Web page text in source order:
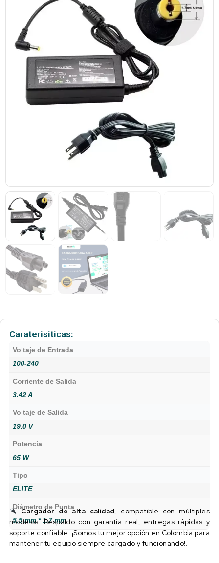
Caraterisiticas:
Voltaje de Entrada
100-240
Corriente de Salida
3.42 A
Voltaje de Salida
19.0 V
Potencia
65 W
Tipo
ELITE
Diámetro de Punta
5.5 mm * 1.7 mm
Cargador de alta calidad, compatible con múltiples
modelos. Respaldo con garantía real, entregas rápidas y
soporte confiable. ¡Somos tu mejor opción en Colombia para
mantener tu equipo siempre cargado y funcionando!.